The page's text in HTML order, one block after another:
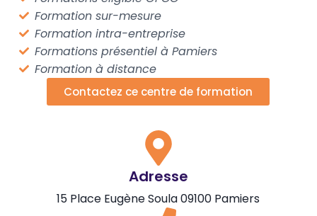
Formation sur-mesure
Formation intra-entreprise
Formations présentiel à Pamiers
Formation à distance
Contactez ce centre de formation
Adresse
15 Place Eugène Soula 09100 Pamiers